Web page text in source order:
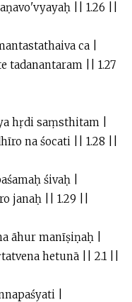
|| 1.26 ||
ca |
tadanantaram || 1.27
hṛdi saṃsthitam |
na śocati || 1.28 ||
śivaḥ |
janaḥ || 1.29 ||
āhur manīṣiṇaḥ |
hetunā || 2.1 ||
|